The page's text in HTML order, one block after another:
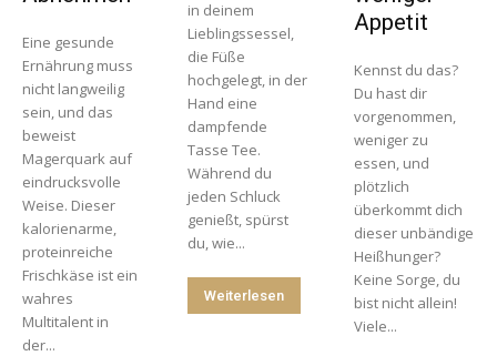
Eine gesunde
Ernährung muss
nicht langweilig
sein, und das
beweist
Magerquark auf
eindrucksvolle
Weise. Dieser
kalorienarme,
proteinreiche
Frischkäse ist ein
wahres
Multitalent in
der...
in deinem
Lieblingssessel,
die Füße
hochgelegt, in der
Hand eine
dampfende
Tasse Tee.
Während du
jeden Schluck
genießt, spürst
du, wie...
Weiterlesen
Appetit
Kennst du das?
Du hast dir
vorgenommen,
weniger zu
essen, und
plötzlich
überkommt dich
dieser unbändige
Heißhunger?
Keine Sorge, du
bist nicht allein!
Viele...